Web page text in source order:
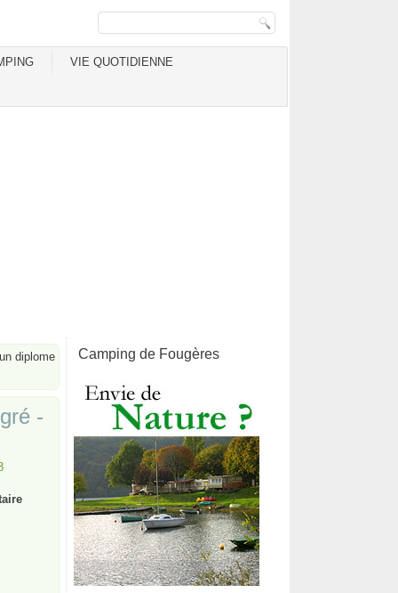
VIE QUOTIDIENNE
diplome
-
Camping de Fougères